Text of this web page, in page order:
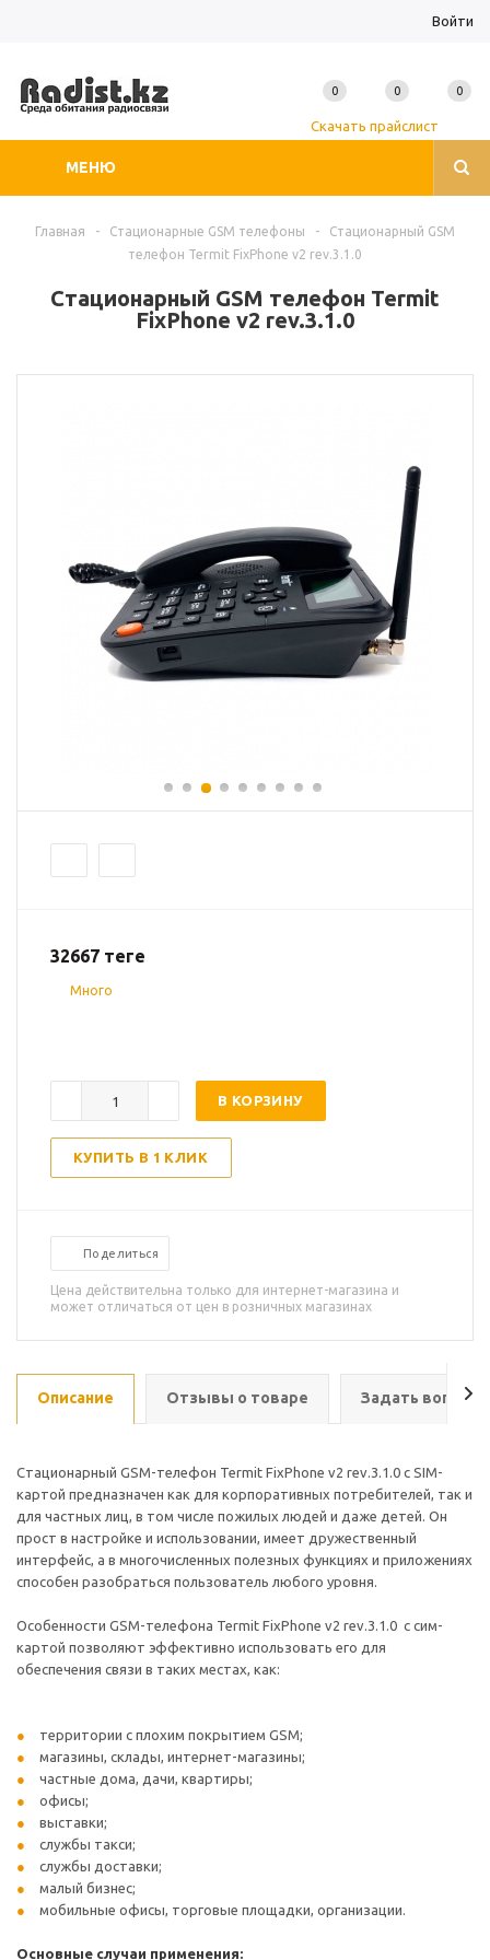
Войти
МЕНЮ
Скачать прайслист
0 0 0
Главная - Стационарные GSM телефоны -
Стационарный GSM
телефон Termit FixPhone v2 rev.3.1.0
Стационарный GSM телефон Termit
FixPhone v2 rev.3.1.0
32667 теңге
Много
В КОРЗИНУ
КУПИТЬ В 1 КЛИК
Поделиться
Цена действительна только для интернет-магазина и
может отличаться от цен в розничных магазинах
Описание Отзывы о товаре Задать вопрос
Стационарный GSM-телефон Termit FixPhone v2 rev.3.1.0 c SIM-
картой предназначен как для корпоративных потребителей, так и
для частных лиц, в том числе пожилых людей и даже детей. Он
прост в настройке и использовании, имеет дружественный
интерфейс, а в многочисленных полезных функциях и приложениях
способен разобраться пользователь любого уровня.
Особенности GSM-телефона Termit FixPhone v2 rev.3.1.0 с сим-
картой позволяют эффективно использовать его для
обеспечения связи в таких местах, как:
территории с плохим покрытием GSM;
магазины, склады, интернет-магазины;
частные дома, дачи, квартиры;
офисы;
выставки;
службы такси;
службы доставки;
малый бизнес;
мобильные офисы, торговые площадки, организации.
Основные случаи применения: